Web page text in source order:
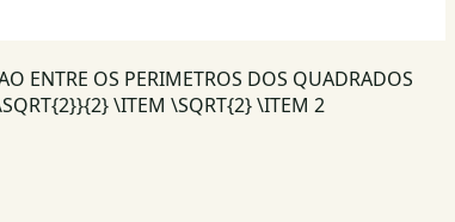
ENTRE OS PERIMETROS DOS QUADRADOS
\ITEM \SQRT{2} \ITEM 2